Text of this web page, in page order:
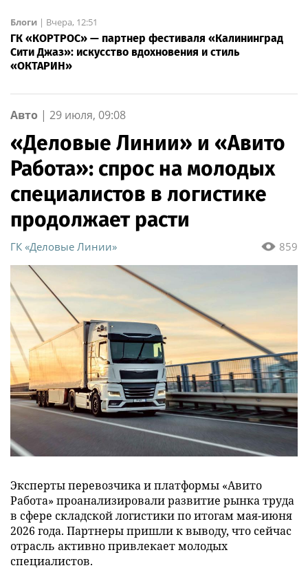
Блоги | Вчера, 12:51
ГК «КОРТРОС» — партнер фестиваля «Калининград
Сити Джаз»: искусство вдохновения и стиль
«ОКТАРИН»
Авто | 29 июля, 09:08
«Деловые Линии» и «Авито
Работа»: спрос на молодых
специалистов в логистике
продолжает расти
859
ГК «Деловые Линии»
Эксперты перевозчика и платформы «Авито
Работа» проанализировали развитие рынка труда
в сфере складской логистики по итогам мая-июня
2026 года. Партнеры пришли к выводу, что сейчас
отрасль активно привлекает молодых
специалистов.